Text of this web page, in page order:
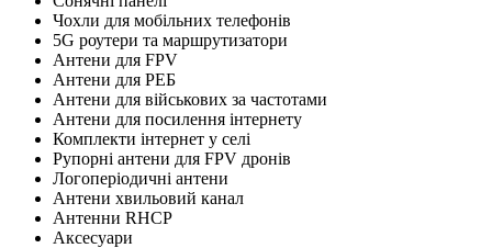
Чохли для мобільних телефонів
5G роутери та маршрутизатори
Антени для FPV
Антени для РЕБ
Антени для військових за частотами
Антени для посилення інтернету
Комплекти інтернет у селі
Рупорні антени для FPV дронів
Логоперіодичні антени
Антени хвильовий канал
Антенни RHCP
Аксесуари